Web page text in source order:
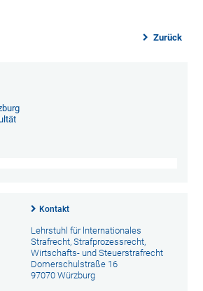
Zurück
Kontakt
Lehrstuhl für lnternationales
Strafrecht, Strafprozessrecht,
Wirtschafts- und Steuerstrafrecht
Domerschulstraße 16
97070 Würzburg